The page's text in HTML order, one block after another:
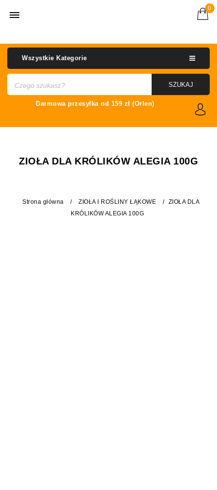
0
Wszystkie Kategorie
SZUKAJ
ZIOŁA DLA KRÓLIKÓW ALEGIA 100G
Strona główna / ZIOŁA I ROŚLINY ŁĄKOWE / ZIOŁA DLA
KRÓLIKÓW ALEGIA 100G